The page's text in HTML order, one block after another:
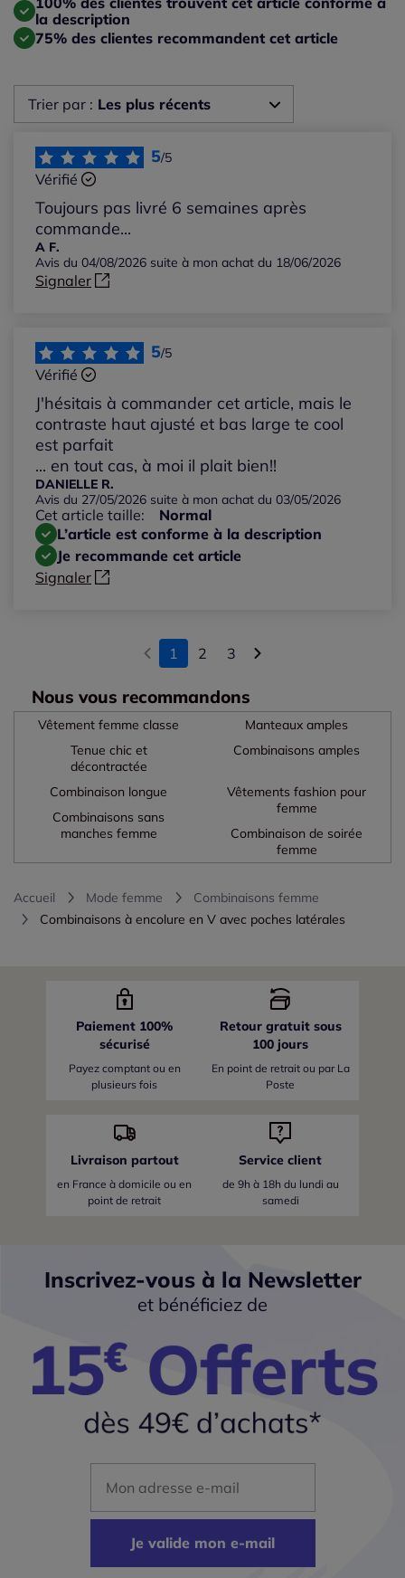
la description
75% des clientes recommandent cet article
Trier par : Les plus récents
Les plus récents
Les plus anciens
Notes les plus élevées
5/5
Vérifié
Toujours pas livré 6 semaines après
commande...
A F.
Avis du 04/08/2026 suite à mon achat du 18/06/2026
Signaler
5/5
Vérifié
J'hésitais à commander cet article, mais le
contraste haut ajusté et bas large te cool
est parfait
... en tout cas, à moi il plait bien!!
DANIELLE R.
Avis du 27/05/2026 suite à mon achat du 03/05/2026
Cet article taille:
Normal
L’article est conforme à la description
Je recommande cet article
Signaler
1 2 3
Nous vous recommandons
Vêtement femme classe
Tenue chic et
décontractée
Manteaux amples
Combinaisons amples
Combinaison longue
Combinaisons sans
manches femme
Vêtements fashion pour
femme
Combinaison de soirée
femme
Accueil Mode femme
Combinaisons femme
Combinaisons à encolure en V avec poches latérales
Paiement 100%
sécurisé
Payez comptant ou en
plusieurs fois
Retour gratuit sous
100 jours
En point de retrait ou par La
Poste
Livraison partout
en France à domicile ou en
point de retrait
Service client
de 9h à 18h du lundi au
samedi
Inscrivez-vous à la Newsletter
et bénéficiez de
Je valide mon e-mail